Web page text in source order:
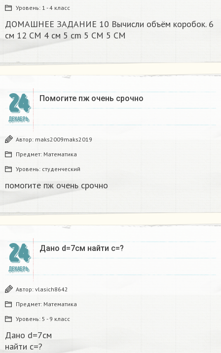
Уровень: 1 - 4 класс
ДОМАШНЕЕ ЗАДАНИЕ 10 Вычисли объём коробок. 6
см 12 CM 4 см 5 cm 5 CM 5 CM​
24
ДЕКАБРЬ
Помогите пж очень срочно​
Автор: maks2009maks2019
Предмет: Математика
Уровень: студенческий
помогите пж очень срочно​
24
ДЕКАБРЬ
Дано d=7см найти с=?​
Автор: vlasich8642
Предмет: Математика
Уровень: 5 - 9 класс
Дано d=7см
найти с=?​